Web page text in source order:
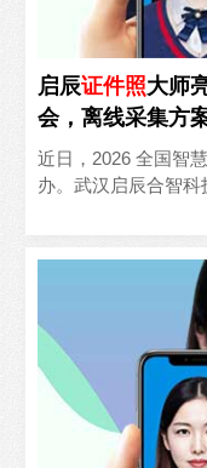
启辰证件照大师
会，离线采集方
近日，2026 全国智
办。武汉启辰合智